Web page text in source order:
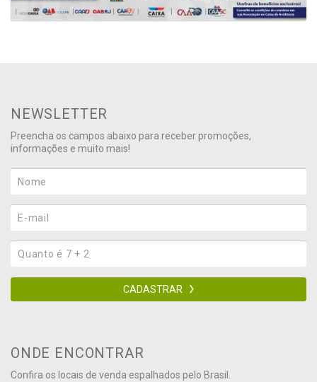
NEWSLETTER
Preencha os campos abaixo para receber promoções,
informações e muito mais!
CADASTRAR
ONDE ENCONTRAR
Confira os locais de venda espalhados pelo Brasil.